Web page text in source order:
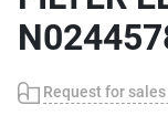
Request for